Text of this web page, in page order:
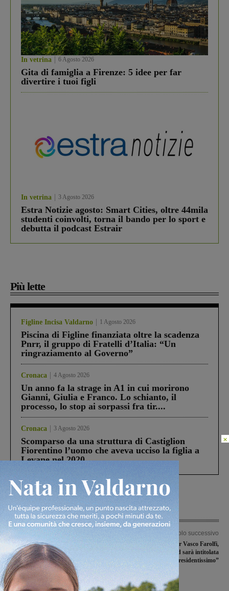
In vetrina 6 Agosto 2026
Gita di famiglia a Firenze: 5 idee per far
divertire i tuoi figli
In vetrina 3 Agosto 2026
Estra Notizie agosto: Smart Cities, oltre 44mila
studenti coinvolti, torna il bando per lo sport e
debutta il podcast Estrair
Più lette
Figline Incisa Valdarno 1 Agosto 2026
Piscina di Figline finanziata oltre la scadenza
Pnrr, il gruppo di Fratelli d’Italia: “Un
ringraziamento al Governo”
Cronaca 4 Agosto 2026
Un anno fa la strage in A1 in cui morirono
Gianni, Giulia e Franco. Lo schianto, il
processo, lo stop ai sorpassi fra tir....
Cronaca 3 Agosto 2026
Scomparso da una struttura di Castiglion
Fiorentino l’uomo che aveva ucciso la figlia a
Levane nel 2020
Articolo precedente
Caso amministrative, il Pd
puntualizza in una nota firmata dal
segretario Agnolucci: “Il candidato è il
sindaco uscente”
Articolo successivo
Un graffito per Vasco Farolfi,
domenica la Curva Sud sarà intitolata
al “presidentissimo”
×